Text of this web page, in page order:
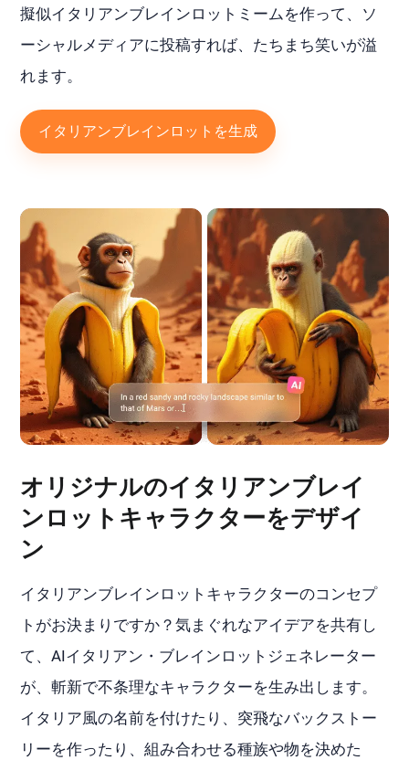
擬似イタリアンブレインロットミームを作って、ソ
ーシャルメディアに投稿すれば、たちまち笑いが溢
れます。
イタリアンブレインロットを生成
オリジナルのイタリアンブレイ
ンロットキャラクターをデザイ
ン
イタリアンブレインロットキャラクターのコンセプ
トがお決まりですか？気まぐれなアイデアを共有し
て、AIイタリアン・ブレインロットジェネレーター
が、斬新で不条理なキャラクターを生み出します。
イタリア風の名前を付けたり、突飛なバックストー
リーを作ったり、組み合わせる種族や物を決めた